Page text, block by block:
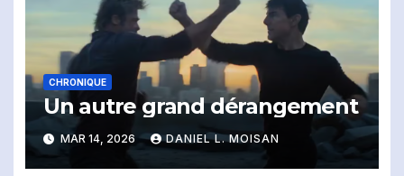
CHRONIQUE
Un autre grand dérangement
MAR 14, 2026 DANIEL L. MOISAN